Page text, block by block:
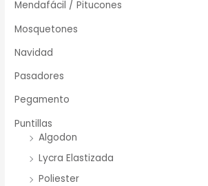
Mendafácil / Pitucones
Mosquetones
Navidad
Pasadores
Pegamento
Puntillas
Algodon
Lycra Elastizada
Poliester